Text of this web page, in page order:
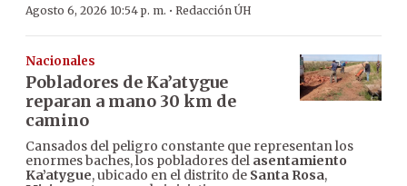
Agosto 6, 2026 10:54 p. m. · Redacción ÚH
Nacionales
Pobladores de Ka’atygue
reparan a mano 30 km de
camino
Cansados del peligro constante que representan los
enormes baches, los pobladores del asentamiento
Ka’atygue, ubicado en el distrito de Santa Rosa,